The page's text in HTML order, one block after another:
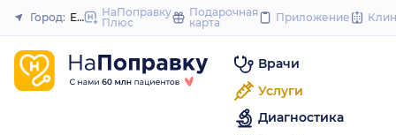
to
Закрыть
Город: Екатеринбург
НаПоправку
Плюс
Подарочная
карта
Приложение
Врачи
Услуги
Диагностика